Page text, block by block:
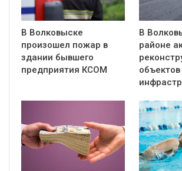
В Волковыске
произошел пожар в
здании бывшего
предприятия КСОМ
В
районе
объектов